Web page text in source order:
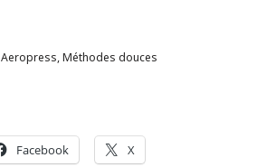
Aeropress,Méthodes douces
Facebook X